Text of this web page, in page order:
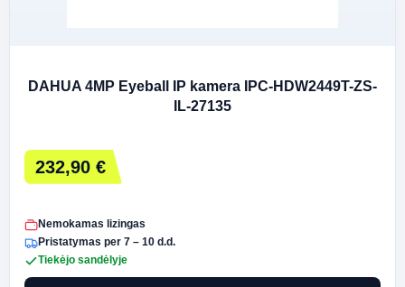
DAHUA 4MP Eyeball IP kamera IPC-HDW2449T-ZS-
IL-27135
232,90 €
Nemokamas lizingas
Pristatymas per 7 – 10 d.d.
Tiekėjo sandėlyje